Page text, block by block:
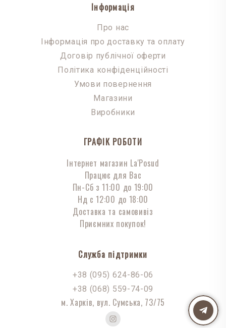
Інформація
Про нас
Інформація про доставку та оплату
Договір публічної оферти
Політика конфіденційності
Умови повернення
Магазини
Виробники
ГРАФІК РОБОТИ
Інтернет магазин La'Posud
Працює для Вас
Пн-Сб з 11:00 до 19:00
Нд с 12:00 до 18:00
Доставка та самовивіз
Приємних покупок!
Служба підтримки
+38 (095) 624-86-06
+38 (068) 559-74-09
м. Харків, вул. Сумська, 73/75